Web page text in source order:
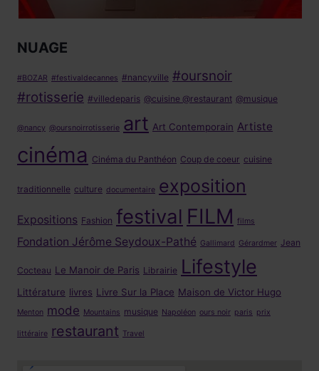
NUAGE
#BOZAR #festivaldecannes #nancyville #oursnoir
#rotisserie #villedeparis @cuisine @restaurant @musique
@nancy @oursnoirrotisserie art Art Contemporain Artiste
cinéma Cinéma du Panthéon Coup de coeur cuisine
traditionnelle culture documentaire exposition
Expositions Fashion festival FILM films
Fondation Jérôme Seydoux-Pathé Gallimard Gérardmer Jean
Cocteau Le Manoir de Paris Librairie Lifestyle
Littérature livres Livre Sur la Place Maison de Victor Hugo
Menton mode Mountains musique Napoléon ours noir paris prix
littéraire restaurant Travel